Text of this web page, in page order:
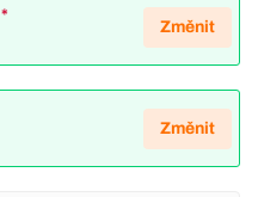
*
Změnit
Změnit